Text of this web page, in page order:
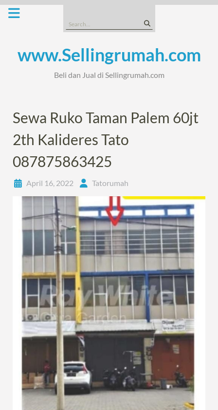
Skip
Search
for:
www.Sellingrumah.com
Beli dan Jual di Sellingrumah.com
Sewa Ruko Taman Palem 60jt
2th Kalideres Tato
087875863425
April 16, 2022 Tatorumah